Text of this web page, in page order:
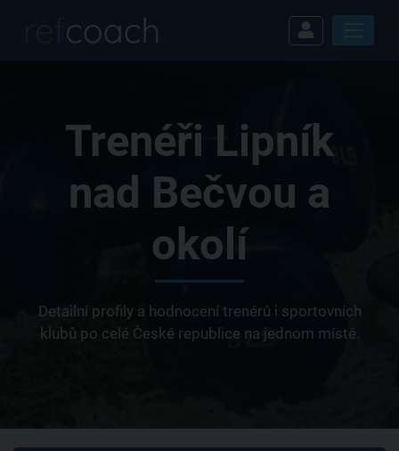
Trenéři Lipník
nad Bečvou a
okolí
Detailní profily a hodnocení trenérů i sportovních
klubů po celé České republice na jednom místě.